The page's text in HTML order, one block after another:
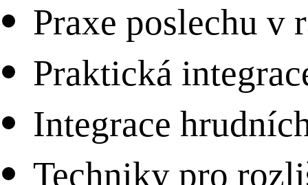
Praxe poslechu v
Praktická
Integrace
Techniky pro